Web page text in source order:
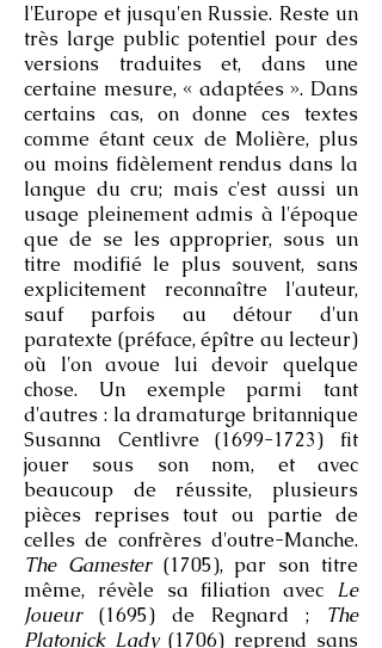
l'Europe et jusqu'en Russie. Reste un
très large public potentiel pour des
versions traduites et, dans une
certaine mesure, « adaptées ». Dans
certains cas, on donne ces textes
comme étant ceux de Molière, plus
ou moins fidèlement rendus dans la
langue du cru; mais c'est aussi un
usage pleinement admis à l'époque
que de se les approprier, sous un
titre modifié le plus souvent, sans
explicitement reconnaître l'auteur,
sauf parfois au détour d'un
paratexte (préface, épître au lecteur)
où l'on avoue lui devoir quelque
chose. Un exemple parmi tant
d'autres : la dramaturge britannique
Susanna Centlivre (1699-1723) fit
jouer sous son nom, et avec
beaucoup de réussite, plusieurs
pièces reprises tout ou partie de
celles de confrères d'outre-Manche.
The Gamester(1705), par son titre
même, révèle sa filiation avec Le
Joueur (1695) de Regnard ; The
Platonick Lady(1706) reprend sans